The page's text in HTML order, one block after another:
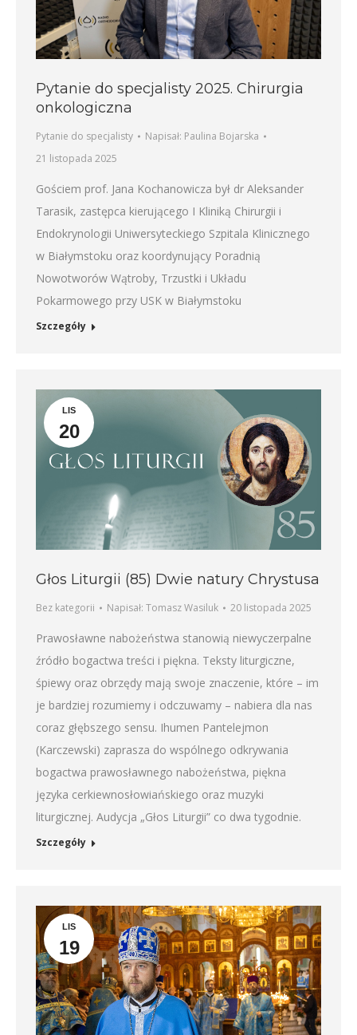
Pytanie do specjalisty 2025. Chirurgia
onkologiczna
Pytanie do specjalisty Napisał: Paulina Bojarska
21 listopada 2025
Gościem prof. Jana Kochanowicza był dr Aleksander
Tarasik, zastępca kierującego I Kliniką Chirurgii i
Endokrynologii Uniwersyteckiego Szpitala Klinicznego
w Białymstoku oraz koordynujący Poradnią
Nowotworów Wątroby, Trzustki i Układu
Pokarmowego przy USK w Białymstoku
Szczegóły
LIS
20
Głos Liturgii (85) Dwie natury Chrystusa
Bez kategorii Napisał: Tomasz Wasiluk 20 listopada 2025
Prawosławne nabożeństwa stanowią niewyczerpalne
źródło bogactwa treści i piękna. Teksty liturgiczne,
śpiewy oraz obrzędy mają swoje znaczenie, które – im
je bardziej rozumiemy i odczuwamy – nabiera dla nas
coraz głębszego sensu. Ihumen Pantelejmon
(Karczewski) zaprasza do wspólnego odkrywania
bogactwa prawosławnego nabożeństwa, piękna
języka cerkiewnosłowiańskiego oraz muzyki
liturgicznej. Audycja „Głos Liturgii” co dwa tygodnie.
Szczegóły
LIS
19